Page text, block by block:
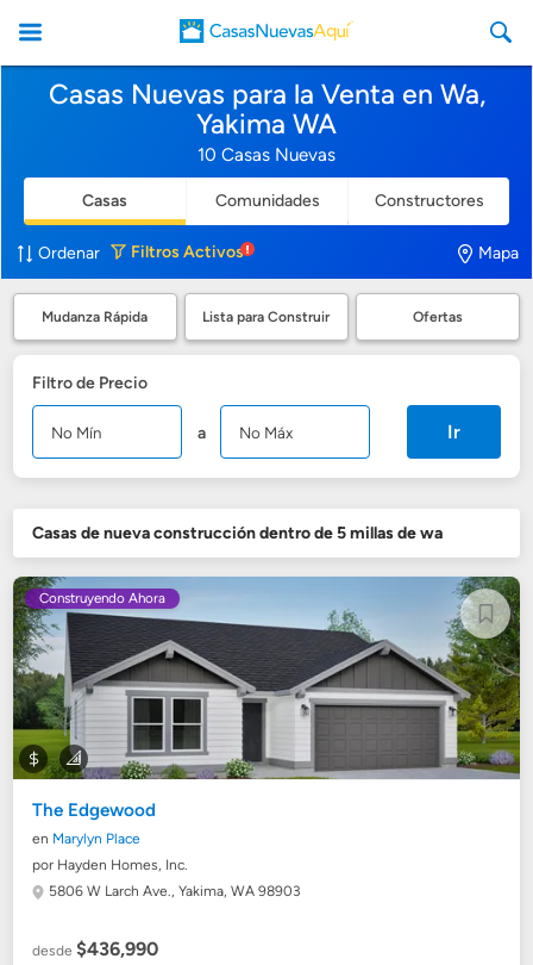
CasasNuevasAqui
Casas Nuevas para la Venta en Wa,
Yakima WA
10 Casas Nuevas
Casas Comunidades Constructores
Ordenar Filtros Activos Mapa
Mudanza Rápida Lista para Construir Ofertas
Filtro de Precio
a Ir
Casas de nueva construcción dentro de 5 millas de wa
Construyendo Ahora
The Edgewood
en Marylyn Place
por Hayden Homes, Inc.
5806 W Larch Ave.,Yakima, WA 98903
desde$436,990